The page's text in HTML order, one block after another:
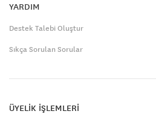
YARDIM
Destek Talebi Oluştur
Sıkça Sorulan Sorular
ÜYELİK İŞLEMLERİ